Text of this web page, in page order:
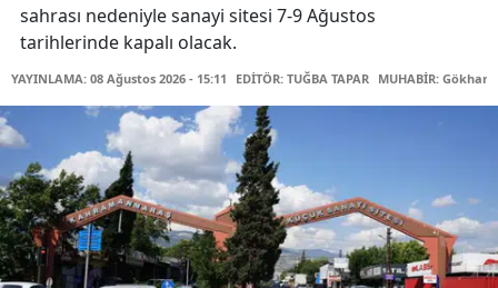
sahrası nedeniyle sanayi sitesi 7-9 Ağustos
tarihlerinde kapalı olacak.
YAYINLAMA: 08 Ağustos 2026 - 15:11 EDİTÖR: TUĞBA TAPAR MUHABİR: Gökhan